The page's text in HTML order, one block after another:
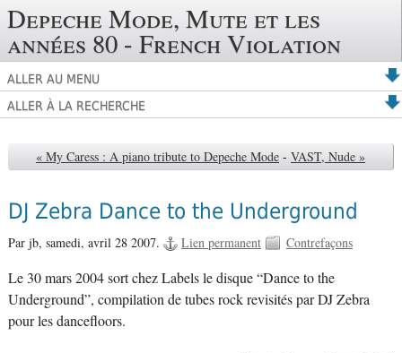
Depeche Mode, Mute et les
années 80 - French Violation
ALLER AU MENU
ALLER À LA RECHERCHE
« My Caress : A piano tribute to Depeche Mode - VAST, Nude »
DJ Zebra Dance to the Underground
Par jb, samedi, avril 28 2007. Lien permanent Contrefaçons
Le 30 mars 2004 sort chez Labels le disque “Dance to the
Underground”, compilation de tubes rock revisités par DJ Zebra
pour les dancefloors.